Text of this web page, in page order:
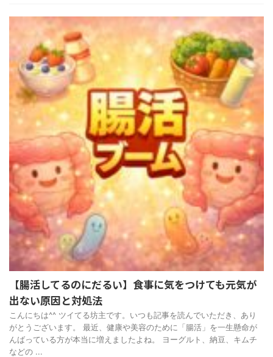
【腸活してるのにだるい】食事に気をつけても元気が
出ない原因と対処法
こんにちは^^ ツイてる坊主です。いつも記事を読んでいただき、あり
がとうございます。 最近、健康や美容のために「腸活」を一生懸命が
んばっている方が本当に増えましたよね。 ヨーグルト、納豆、キムチ
などの ...